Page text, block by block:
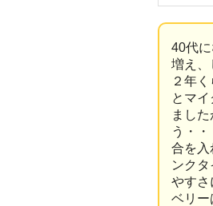
40代
増え、
２年
とマ
まし
う・
合を入
ンク
やすさ
ベリー